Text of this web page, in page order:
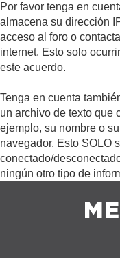
Por favor tenga en
almacena su dirección
acceso al foro o
internet. Esto solo
este acuerdo.
Tenga en cuenta
un archivo de texto que
ejemplo, su nombre o
navegador. Esto SOLO
conectado/
ningún otro tipo de